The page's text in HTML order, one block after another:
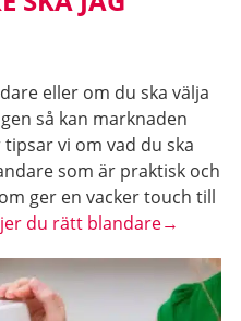
eller om du ska välja
så kan marknaden
vi om vad du ska
som är praktisk och
ger en vacker touch till
du rätt blandare→